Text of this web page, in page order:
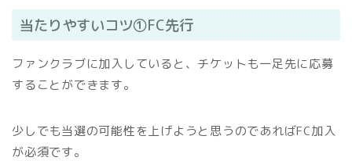
当たりやすいコツ①FC先行
ファンクラブに加入していると、チケットも一足先に応募
することができます。
少しでも当選の可能性を上げようと思うのであればFC加入
が必須です。